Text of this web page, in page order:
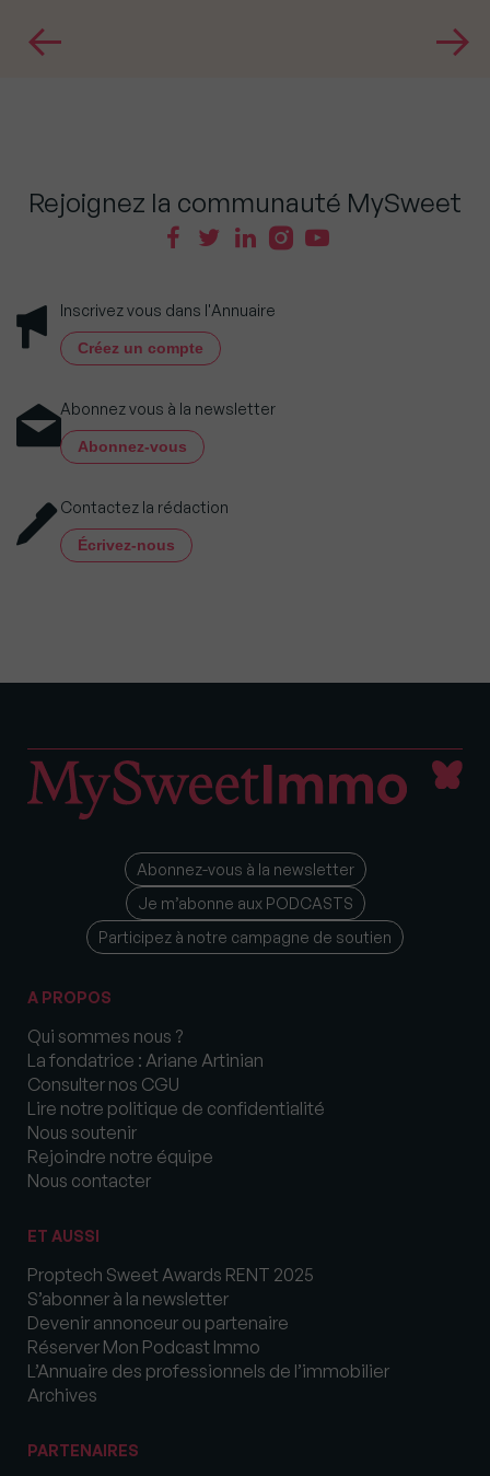
Rejoignez la communauté MySweet
Inscrivez vous dans l'Annuaire
Créez un compte
Abonnez vous à la newsletter
Abonnez-vous
Contactez la rédaction
Écrivez-nous
Abonnez-vous à la newsletter
Je m’abonne aux PODCASTS
Participez à notre campagne de soutien
A PROPOS
Qui sommes nous ?
La fondatrice : Ariane Artinian
Consulter nos CGU
Lire notre politique de confidentialité
Nous soutenir
Rejoindre notre équipe
Nous contacter
ET AUSSI
Proptech Sweet Awards RENT 2025
S’abonner à la newsletter
Devenir annonceur ou partenaire
Réserver Mon Podcast Immo
L’Annuaire des professionnels de l’immobilier
Archives
PARTENAIRES